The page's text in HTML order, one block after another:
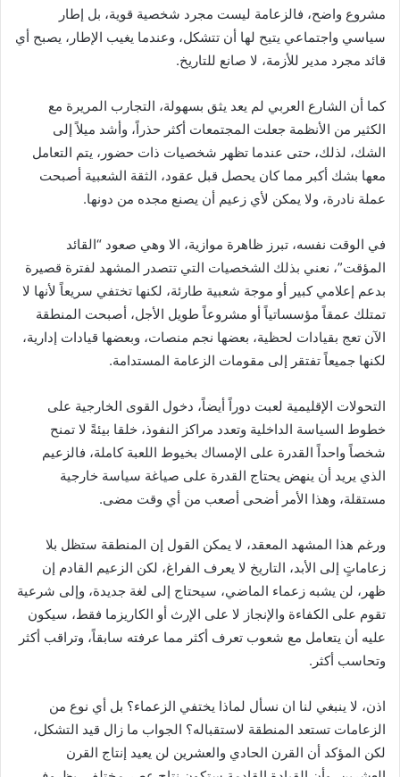
مشروع واضح، فالزعامة ليست مجرد شخصية قوية، بل إطار
سياسي واجتماعي يتيح لها أن تتشكل، وعندما يغيب الإطار، يصبح أي
قائد مجرد مدير للأزمة، لا صانع للتاريخ.
‏كما أن الشارع العربي لم يعد يثق بسهولة، التجارب المريرة مع
الكثير من الأنظمة جعلت المجتمعات أكثر حذراً، وأشد ميلاً إلى
الشك، لذلك، حتى عندما تظهر شخصيات ذات حضور، يتم التعامل
معها بشك أكبر مما كان يحصل قبل عقود، الثقة الشعبية أصبحت
عملة نادرة، ولا يمكن لأي زعيم أن يصنع مجده من دونها.
‏في الوقت نفسه، تبرز ظاهرة موازية، الا وهي صعود “القائد
المؤقت”، نعني بذلك الشخصيات التي تتصدر المشهد لفترة قصيرة
بدعم إعلامي كبير أو موجة شعبية طارئة، لكنها تختفي سريعاً لأنها لا
تمتلك عمقاً مؤسساتياً أو مشروعاً طويل الأجل، أصبحت المنطقة
الآن تعج بقيادات لحظية، بعضها نجم منصات، وبعضها قيادات إدارية،
لكنها جميعاً تفتقر إلى مقومات الزعامة المستدامة.
‏التحولات الإقليمية لعبت دوراً أيضاً، دخول القوى الخارجية على
خطوط السياسة الداخلية وتعدد مراكز النفوذ، خلقا بيئةً لا تمنح
شخصاً واحداً القدرة على الإمساك بخيوط اللعبة كاملة، فالزعيم
الذي يريد أن ينهض يحتاج القدرة على صياغة سياسة خارجية
مستقلة، وهذا الأمر أضحى أصعب من أي وقت مضى.
‏ورغم هذا المشهد المعقد، لا يمكن القول إن المنطقة ستظل بلا
زعاماتٍ إلى الأبد، التاريخ لا يعرف الفراغ، لكن الزعيم القادم إن
ظهر، لن يشبه زعماء الماضي، سيحتاج إلى لغة جديدة، وإلى شرعية
تقوم على الكفاءة والإنجاز لا على الإرث أو الكاريزما فقط، سيكون
عليه أن يتعامل مع شعوب تعرف أكثر مما عرفته سابقاً، وتراقب أكثر
وتحاسب أكثر.
‏اذن، لا ينبغي لنا ان نسأل لماذا يختفي الزعماء؟ بل أي نوع من
الزعامات تستعد المنطقة لاستقباله؟ الجواب ما زال قيد التشكل،
لكن المؤكد أن القرن الحادي والعشرين لن يعيد إنتاج القرن